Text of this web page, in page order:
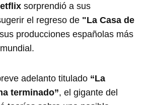
sorprendió a sus
el regreso de "La Casa de
producciones españolas más
adelanto titulado “La
terminado”, el gigante del